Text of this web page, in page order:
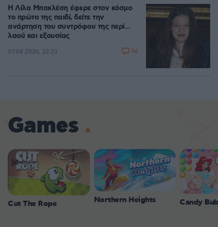
Η Λίλα Μπακλέση έφερε στον κόσμο
το πρώτο της παιδί, δείτε την
ανάρτηση του συντρόφου της περί...
λαού και εξουσίας
07.08.2026, 22:23 56
Games
Cut The Rope Northern Heights Candy